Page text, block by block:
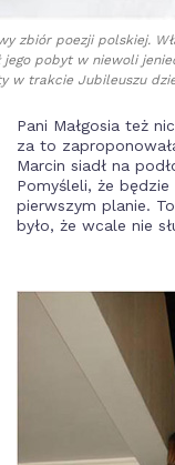
zbiór poezji polskiej.
pobyt w niewoli
w trakcie Jubileuszu
Pani Małgosia też
za to
Marcin siadł na
Pomyśleli, że
pierwszym planie.
było, że wcale nie